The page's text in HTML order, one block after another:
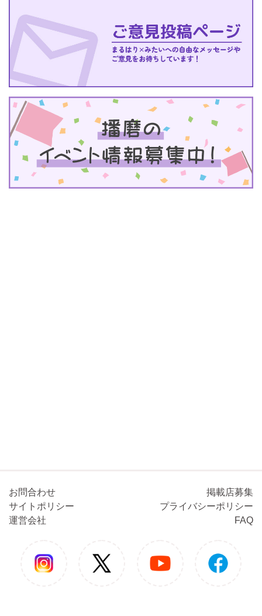
お問合わせ
掲載店募集
サイトポリシー
プライバシーポリシー
運営会社
FAQ